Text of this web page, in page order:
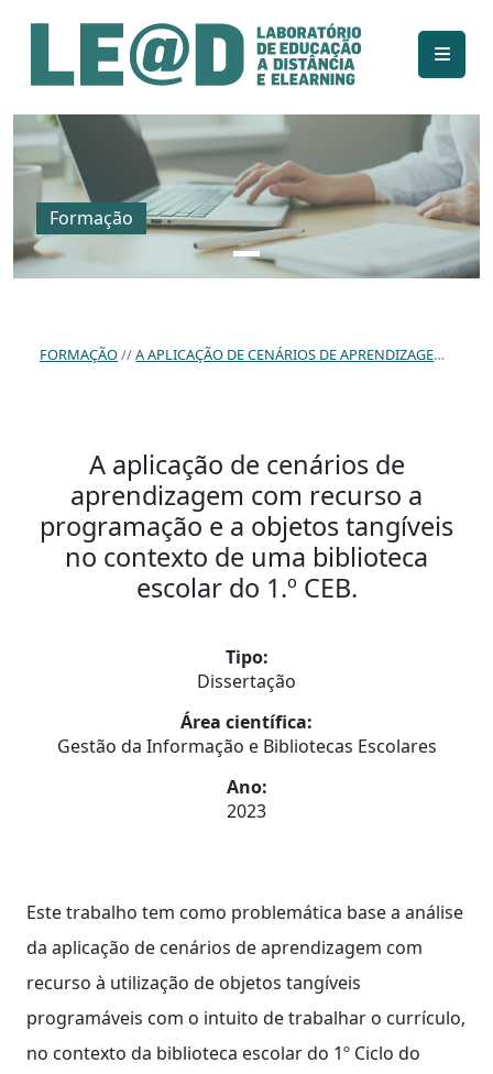
Ir para o conteúdo principal
Informações de acessibilidade
Mapa do site
Formação
FORMAÇÃO A APLICAÇÃO DE CENÁRIOS DE APRENDIZAGEM COM RECURSO A PROGRAMAÇÃO E A OBJETOS TANGÍVEIS NO CONTEXTO DE UMA BIBLIOTECA ESCOLAR DO 1.º CEB.
A aplicação de cenários de
aprendizagem com recurso a
programação e a objetos tangíveis
no contexto de uma biblioteca
escolar do 1.º CEB.
Tipo:
Dissertação
Área científica:
Gestão da Informação e Bibliotecas Escolares
Ano:
2023
Este trabalho tem como problemática base a análise
da aplicação de cenários de aprendizagem com
recurso à utilização de objetos tangíveis
programáveis com o intuito de trabalhar o currículo,
no contexto da biblioteca escolar do 1º Ciclo do